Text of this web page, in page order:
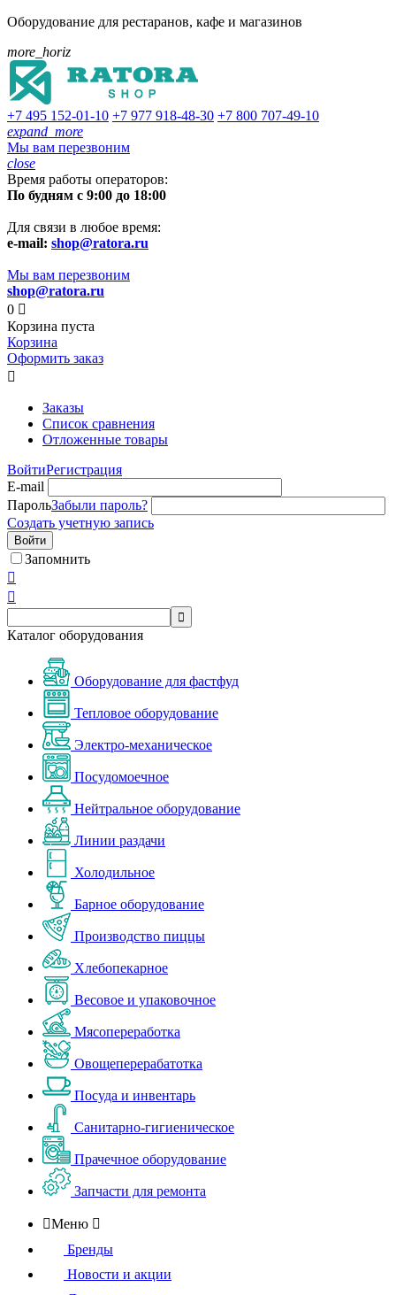
Оборудование для рестаранов, кафе и магазинов
more_horiz
+7 495 152-01-10 +7 977 918-48-30 +7 800 707-49-10
expand_more
Мы вам перезвоним
close
Время работы операторов:
По будням с 9:00 до 18:00
Для связи в любое время:
e-mail: shop@ratora.ru
Мы вам перезвоним
shop@ratora.ru
0 
Корзина пуста
Корзина
Оформить заказ

Заказы
Список сравнения
Отложенные товары
ВойтиРегистрация
E-mail
ПарольЗабыли пароль?
Создать учетную запись
Войти
Запомнить



Каталог оборудования
Оборудование для фастфуд
Тепловое оборудование
Электро-механическое
Посудомоечное
Нейтральное оборудование
Линии раздачи
Холодильное
Барное оборудование
Производство пиццы
Хлебопекарное
Весовое и упаковочное
Мясопереработка
Овощеперерабатотка
Посуда и инвентарь
Санитарно-гигиеническое
Прачечное оборудование
Запчасти для ремонта
Меню 
Бренды
Новости и акции